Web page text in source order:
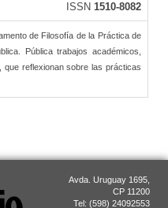
ISSN 1510-8082
de Filosofía de la Práctica de
Pública trabajos académicos,
reflexionan sobre las prácticas
Avda. Uruguay 1695,
CP 11200
Tel: (598) 24092553